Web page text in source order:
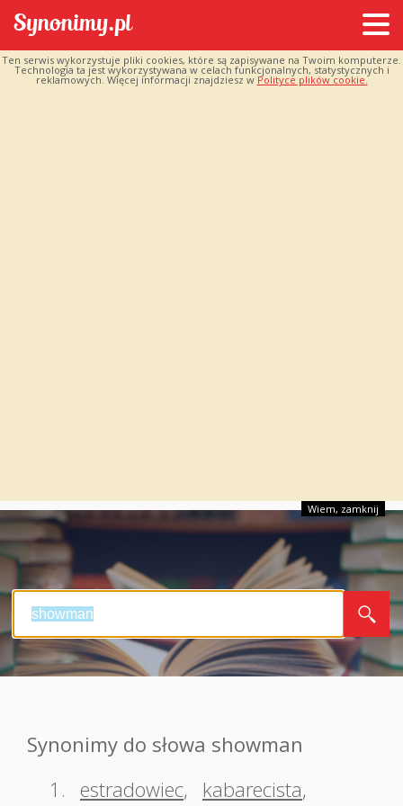
Ten serwis wykorzystuje pliki cookies, które są zapisywane na Twoim komputerze.
Technologia ta jest wykorzystywana w celach funkcjonalnych, statystycznych i
reklamowych. Więcej informacji znajdziesz w Polityce plików cookie.
Wiem, zamknij
Synonimy do słowa showman
1.
estradowiec, kabarecista,